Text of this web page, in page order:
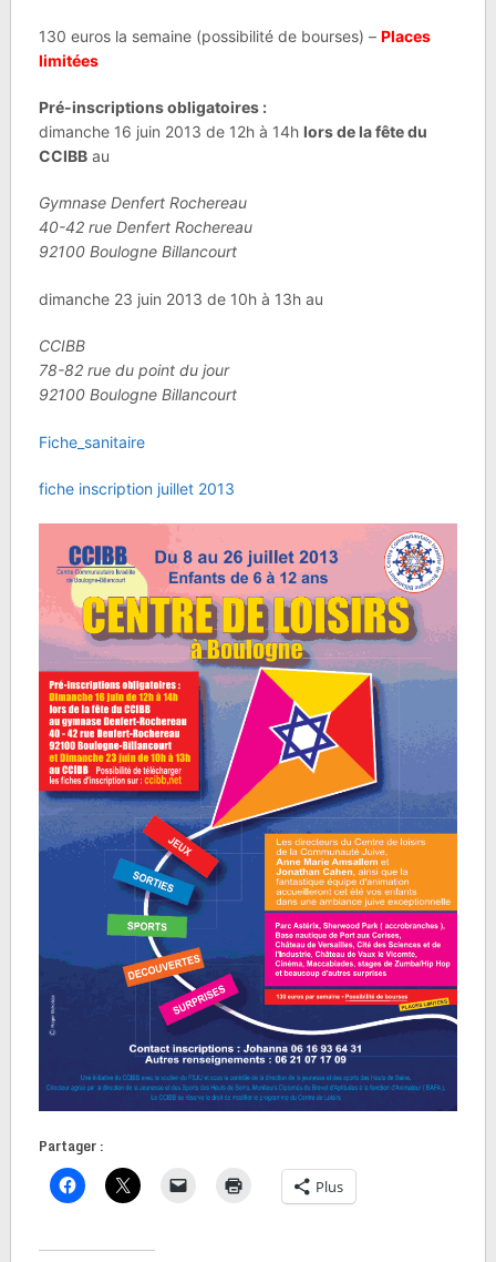
130 euros la semaine (possibilité de bourses) – Places
limitées
Pré-inscriptions obligatoires :
dimanche 16 juin 2013 de 12h à 14h lors de la fête du
CCIBBau
Gymnase Denfert Rochereau
40-42 rue Denfert Rochereau
92100 Boulogne Billancourt
dimanche 23 juin 2013 de 10h à 13h au
CCIBB
78-82 rue du point du jour
92100 Boulogne Billancourt
Fiche_sanitaire
fiche inscription juillet 2013
Partager :
Plus